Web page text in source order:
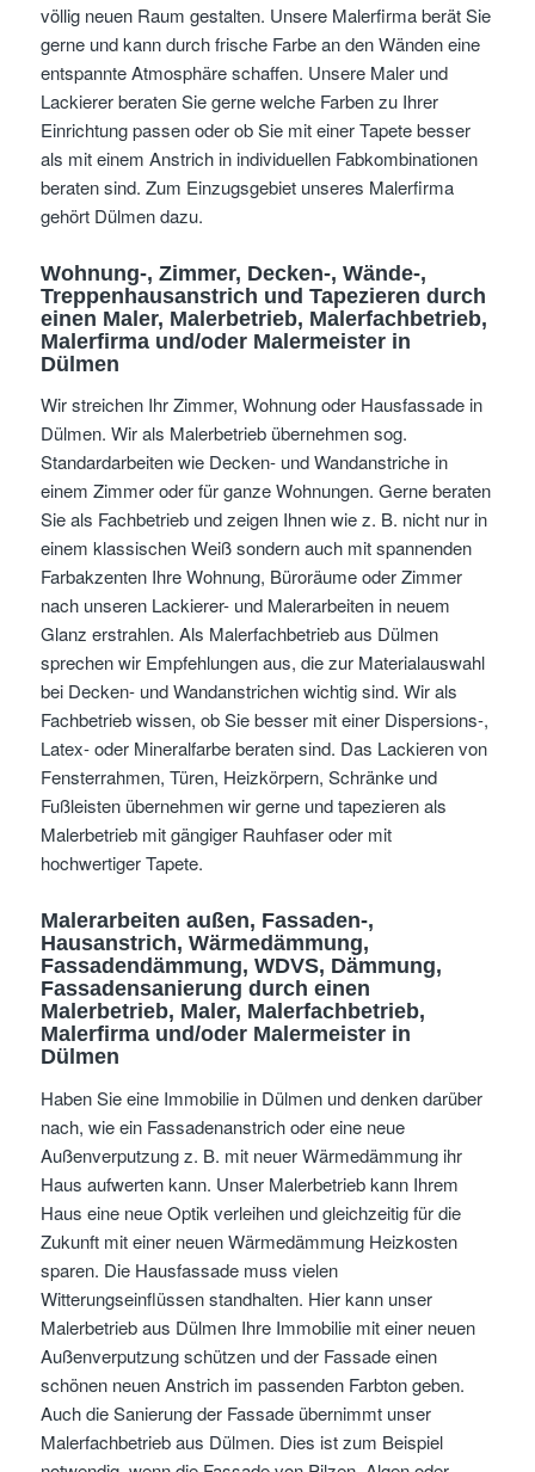
völlig neuen Raum gestalten. Unsere Malerfirma berät Sie
gerne und kann durch frische Farbe an den Wänden eine
entspannte Atmosphäre schaffen. Unsere Maler und
Lackierer beraten Sie gerne welche Farben zu Ihrer
Einrichtung passen oder ob Sie mit einer Tapete besser
als mit einem Anstrich in individuellen Fabkombinationen
beraten sind. Zum Einzugsgebiet unseres Malerfirma
gehört Dülmen dazu.
Wohnung-, Zimmer, Decken-, Wände-,
Treppenhausanstrich und Tapezieren durch
einen Maler, Malerbetrieb, Malerfachbetrieb,
Malerfirma und/oder Malermeister in
Dülmen
Wir streichen Ihr Zimmer, Wohnung oder Hausfassade in
Dülmen. Wir als Malerbetrieb übernehmen sog.
Standardarbeiten wie Decken- und Wandanstriche in
einem Zimmer oder für ganze Wohnungen. Gerne beraten
Sie als Fachbetrieb und zeigen Ihnen wie z. B. nicht nur in
einem klassischen Weiß sondern auch mit spannenden
Farbakzenten Ihre Wohnung, Büroräume oder Zimmer
nach unseren Lackierer- und Malerarbeiten in neuem
Glanz erstrahlen. Als Malerfachbetrieb aus Dülmen
sprechen wir Empfehlungen aus, die zur Materialauswahl
bei Decken- und Wandanstrichen wichtig sind. Wir als
Fachbetrieb wissen, ob Sie besser mit einer Dispersions-,
Latex- oder Mineralfarbe beraten sind. Das Lackieren von
Fensterrahmen, Türen, Heizkörpern, Schränke und
Fußleisten übernehmen wir gerne und tapezieren als
Malerbetrieb mit gängiger Rauhfaser oder mit
hochwertiger Tapete.
Malerarbeiten außen, Fassaden-,
Hausanstrich, Wärmedämmung,
Fassadendämmung, WDVS, Dämmung,
Fassadensanierung durch einen
Malerbetrieb, Maler, Malerfachbetrieb,
Malerfirma und/oder Malermeisterin
Dülmen
Haben Sie eine Immobilie in Dülmen und denken darüber
nach, wie ein Fassadenanstrich oder eine neue
Außenverputzung z. B. mit neuer Wärmedämmung ihr
Haus aufwerten kann. Unser Malerbetrieb kann Ihrem
Haus eine neue Optik verleihen und gleichzeitig für die
Zukunft mit einer neuen Wärmedämmung Heizkosten
sparen. Die Hausfassade muss vielen
Witterungseinflüssen standhalten. Hier kann unser
Malerbetrieb aus Dülmen Ihre Immobilie mit einer neuen
Außenverputzung schützen und der Fassade einen
schönen neuen Anstrich im passenden Farbton geben.
Auch die Sanierung der Fassade übernimmt unser
Malerfachbetrieb aus Dülmen. Dies ist zum Beispiel